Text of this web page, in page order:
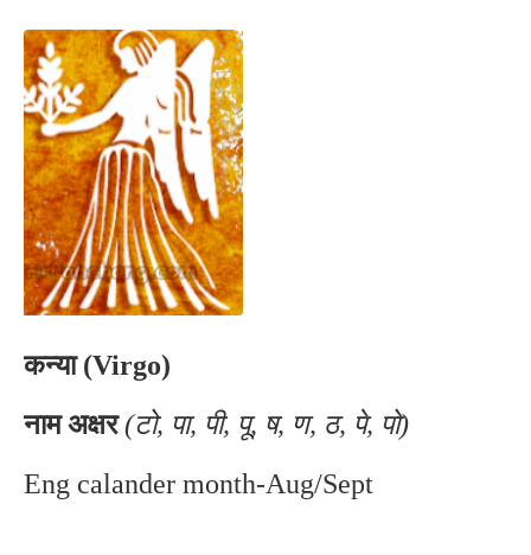
कन्या (Virgo)
नाम अक्षर (टो, पा, पी, पू, ष, ण, ठ, पे, पो)
Eng calander month-Aug/Sept